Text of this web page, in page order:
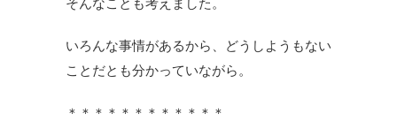
そんなことも考えました。
いろんな事情があるから、どうしようもない
ことだとも分かっていながら。
＊＊＊＊＊＊＊＊＊＊＊＊